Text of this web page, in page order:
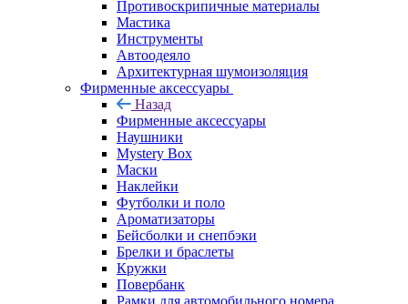
Противоскрипичные материалы
Мастика
Инструменты
Автоодеяло
Архитектурная шумоизоляция
Фирменные аксессуары
Назад
Фирменные аксессуары
Наушники
Mystery Box
Маски
Наклейки
Футболки и поло
Ароматизаторы
Бейсболки и снепбэки
Брелки и браслеты
Кружки
Повербанк
Рамки для автомобильного номера